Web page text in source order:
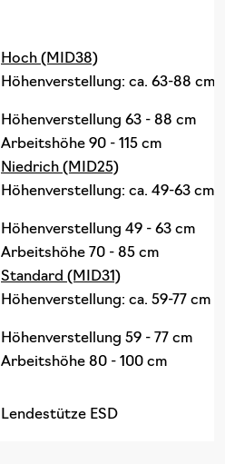
Hoch (MID38)
Höhenverstellung: ca. 63-88 cm
Höhenverstellung 63 - 88 cm
Arbeitshöhe 90 - 115 cm
Niedrich (MID25)
Höhenverstellung: ca. 49-63 cm
Höhenverstellung 49 - 63 cm
Arbeitshöhe 70 - 85 cm
Standard (MID31)
Höhenverstellung: ca. 59-77 cm
Höhenverstellung 59 - 77 cm
Arbeitshöhe 80 - 100 cm
Lendestütze ESD